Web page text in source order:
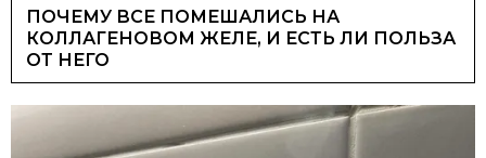
ПОЧЕМУ ВСЕ ПОМЕШАЛИСЬ НА
КОЛЛАГЕНОВОМ ЖЕЛЕ, И ЕСТЬ ЛИ ПОЛЬЗА
ОТ НЕГО